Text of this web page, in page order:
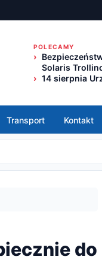
POLECAMY
Solaris
14 sierpnia
Transport Kontakt
do